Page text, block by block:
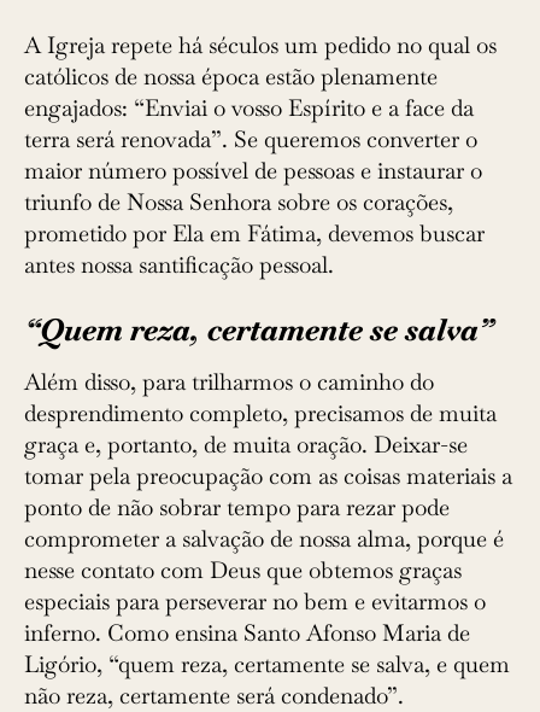
A Igreja repete há séculos um pedido no qual os
católicos de nossa época estão plenamente
engajados: “Enviai o vosso Espírito e a face da
terra será renovada”. Se queremos converter o
maior número possível de pessoas e instaurar o
triunfo de Nossa Senhora sobre os corações,
prometido por Ela em Fátima, devemos buscar
antes nossa santificação pessoal.
“Quem reza, certamente se salva”
Além disso, para trilharmos o caminho do
desprendimento completo, precisamos de muita
graça e, portanto, de muita oração. Deixar-se
tomar pela preocupação com as coisas materiais a
ponto de não sobrar tempo para rezar pode
comprometer a salvação de nossa alma, porque é
nesse contato com Deus que obtemos graças
especiais para perseverar no bem e evitarmos o
inferno. Como ensina Santo Afonso Maria de
Ligório, “quem reza, certamente se salva, e quem
não reza, certamente será condenado”.